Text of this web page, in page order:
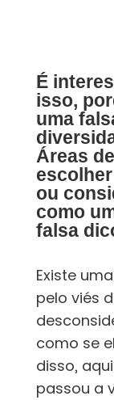
É
isso,
uma
Áreas
ou
como
falsa
Existe
pelo viés
como se
disso,
passou a